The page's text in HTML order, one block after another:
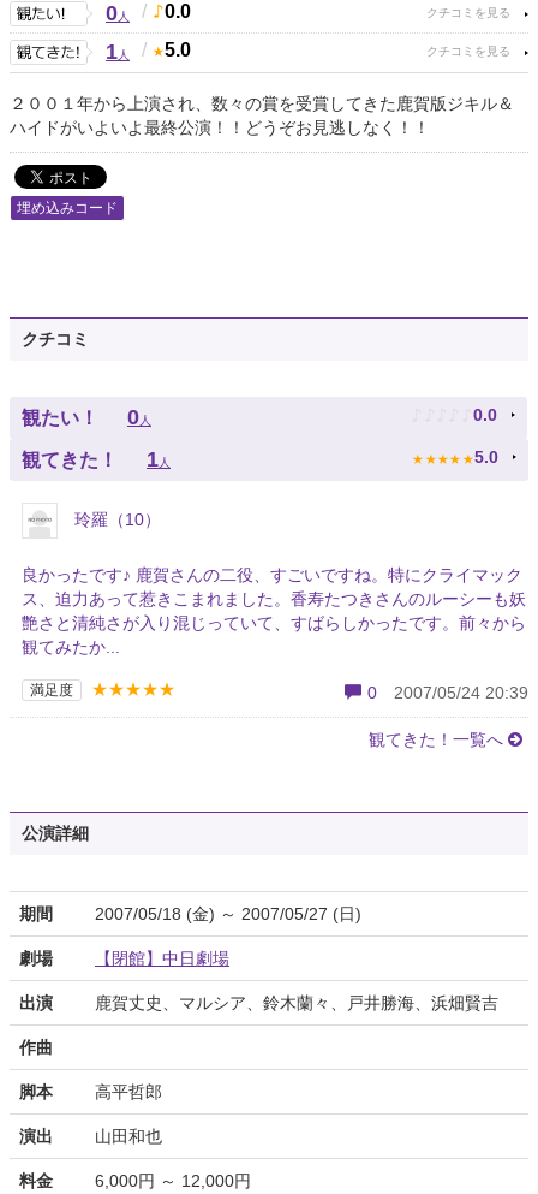
0人 / 0.0
1人 / 5.0
２００１年から上演され、数々の賞を受賞してきた鹿賀版ジキル＆
ハイドがいよいよ最終公演！！どうぞお見逃しなく！！
埋め込みコード
クチコミ
観たい！ 0人 ♪ ♪ ♪ ♪ ♪ 0.0
観てきた！ 1人 ★ ★ ★ ★ ★ 5.0
玲羅（10）
良かったです♪ 鹿賀さんの二役、すごいですね。特にクライマック
ス、迫力あって惹きこまれました。香寿たつきさんのルーシーも妖
艶さと清純さが入り混じっていて、すばらしかったです。前々から
観てみたか...
満足度 ★★★★★ 0 2007/05/24 20:39
観てきた！一覧へ
公演詳細
期間 2007/05/18 (金) ～ 2007/05/27 (日)
劇場 【閉館】中日劇場
出演 鹿賀丈史、マルシア、鈴木蘭々、戸井勝海、浜畑賢吉
作曲
脚本 高平哲郎
演出 山田和也
料金
6,000円 ～ 12,000円